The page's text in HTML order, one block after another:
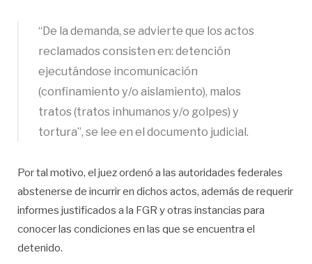
“De la demanda, se advierte que los actos
reclamados consisten en: detención
ejecutándose incomunicación
(confinamiento y/o aislamiento), malos
tratos (tratos inhumanos y/o golpes) y
tortura”, se lee en el documento judicial.
Por tal motivo, el juez ordenó a las autoridades federales
abstenerse de incurrir en dichos actos, además de requerir
informes justificados a la FGR y otras instancias para
conocer las condiciones en las que se encuentra el
detenido.